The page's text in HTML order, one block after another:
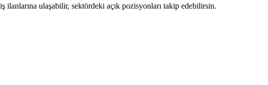
ulaşabilir, sektördeki açık pozisyonları takip edebilirsin.